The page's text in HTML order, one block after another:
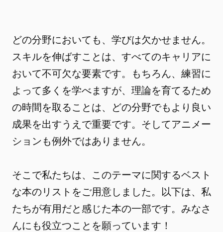
どの分野においても、学びは欠かせません。
スキルを伸ばすことは、すべてのキャリアに
おいて不可欠な要素です。もちろん、練習に
よって多くを学べますが、理論を育てるため
の時間を取ることは、どの分野でもより良い
成果を出すうえで重要です。そしてアニメー
ションも例外ではありません。
そこで私たちは、このテーマに関するベスト
な本のリストをご用意しました。以下は、私
たちが有用だと感じた本の一部です。みなさ
んにも役立つことを願っています！